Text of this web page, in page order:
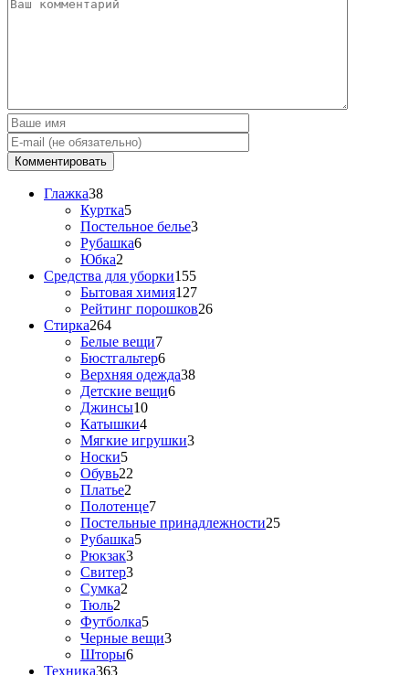
Глажка38
Куртка5
Постельное белье3
Рубашка6
Юбка2
Средства для уборки155
Бытовая химия127
Рейтинг порошков26
Стирка264
Белые вещи7
Бюстгальтер6
Верхняя одежда38
Детские вещи6
Джинсы10
Катышки4
Мягкие игрушки3
Носки5
Обувь22
Платье2
Полотенце7
Постельные принадлежности25
Рубашка5
Рюкзак3
Свитер3
Сумка2
Тюль2
Футболка5
Черные вещи3
Шторы6
Техника363